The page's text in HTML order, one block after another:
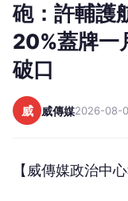
砲：許輔護
20%蓋牌一
破口
威 威傳媒2026-08-
【威傳媒政治中心